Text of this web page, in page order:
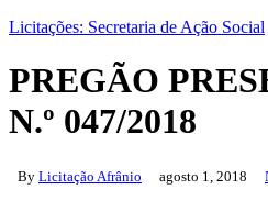
Licitações: Secretaria de Ação Social
PREGÃO
N.º 047/2018
By Licitação Afrânio agosto 1, 2018